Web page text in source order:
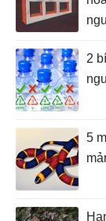
2
5